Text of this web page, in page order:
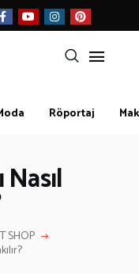
Röportaj
SHOP